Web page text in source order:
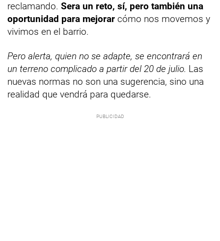
reclamando. Sera un reto, sí, pero también una
oportunidad para mejorar cómo nos movemos y
vivimos en el barrio.
Pero alerta, quien no se adapte, se encontrará en
un terreno complicado a partir del 20 de julio. Las
nuevas normas no son una sugerencia, sino una
realidad que vendrá para quedarse.